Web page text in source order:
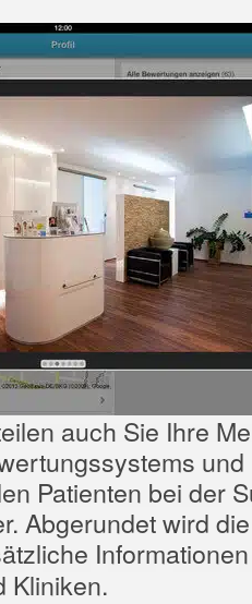
auch Sie Ihre
und
Patienten bei der
Abgerundet wird
Kliniken.